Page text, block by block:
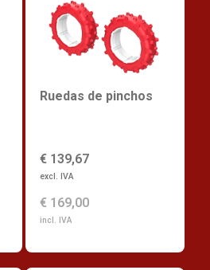
Ruedas de pinchos
€ 139,67
excl. IVA
€ 169,00
incl. IVA